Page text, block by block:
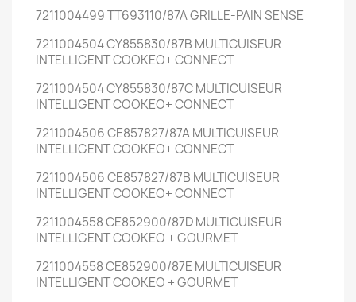
7211004499 TT693110/87A GRILLE-PAIN SENSE
7211004504 CY855830/87B MULTICUISEUR
INTELLIGENT COOKEO+ CONNECT
7211004504 CY855830/87C MULTICUISEUR
INTELLIGENT COOKEO+ CONNECT
7211004506 CE857827/87A MULTICUISEUR
INTELLIGENT COOKEO+ CONNECT
7211004506 CE857827/87B MULTICUISEUR
INTELLIGENT COOKEO+ CONNECT
7211004558 CE852900/87D MULTICUISEUR
INTELLIGENT COOKEO + GOURMET
7211004558 CE852900/87E MULTICUISEUR
INTELLIGENT COOKEO + GOURMET